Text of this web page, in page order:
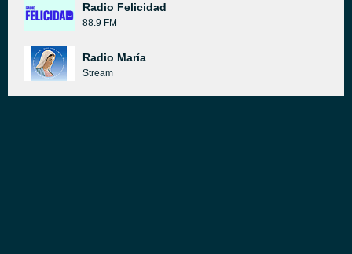
Radio Felicidad
88.9 FM
Radio María
Stream